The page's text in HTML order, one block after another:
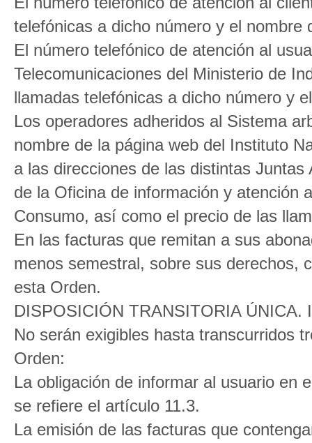
telefónicas a dicho número y el nombre
El número telefónico de atención al
Telecomunicaciones del Ministerio de
llamadas telefónicas a dicho número y
Los operadores adheridos al Sistema
nombre de la página web del Instituto
a las direcciones de las distintas
de la Oficina de información y atención
Consumo, así como el precio de las
En las facturas que remitan a sus
menos semestral, sobre sus derechos,
esta Orden.
DISPOSICIÓN TRANSITORIA ÚNICA.
No serán exigibles hasta transcurridos
Orden:
La obligación de informar al usuario en
se refiere el artículo 11.3.
La emisión de las facturas que